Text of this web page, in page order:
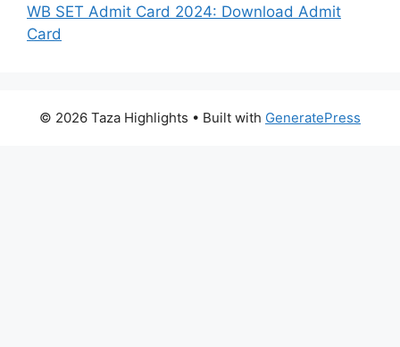
WB SET Admit Card 2024: Download Admit
Card
© 2026 Taza Highlights • Built with GeneratePress